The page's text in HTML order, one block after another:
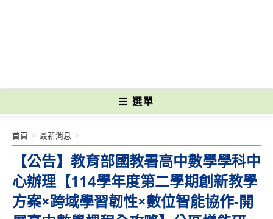
選單
【公告】教育部國教署高中數學學科中
心辦理【114學年度第二學期創新教學
方案×跨域學習韌性×數位智能協作-開
首頁 > 最新消息 >